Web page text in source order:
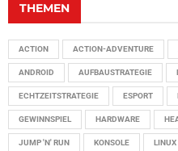
THEMEN
ACTION ACTION-ADVENTURE
ANDROID AUFBAUSTRATEGIE
ECHTZEITSTRATEGIE ESPORT
GEWINNSPIEL HARDWARE
JUMP 'N' RUN KONSOLE LINUX